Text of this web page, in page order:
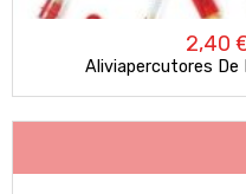
2,40
Aliviapercutores De